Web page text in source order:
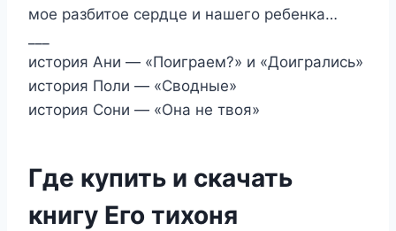
мое разбитое сердце и нашего ребенка…
история Ани — «Поиграем?» и «Доигрались»
история Поли — «Сводные»
история Сони — «Она не твоя»
Где купить и скачать
книгу Его тихоня